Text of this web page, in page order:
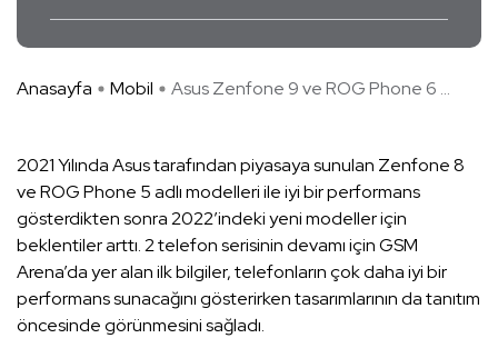
Anasayfa Mobil Asus Zenfone 9 ve ROG Phone 6 ...
2021 Yılında Asus tarafından piyasaya sunulan Zenfone 8
ve ROG Phone 5 adlı modelleri ile iyi bir performans
gösterdikten sonra 2022’indeki yeni modeller için
beklentiler arttı. 2 telefon serisinin devamı için GSM
Arena’da yer alan ilk bilgiler, telefonların çok daha iyi bir
performans sunacağını gösterirken tasarımlarının da tanıtım
öncesinde görünmesini sağladı.